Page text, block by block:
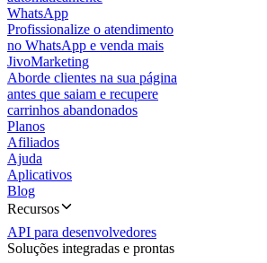
WhatsApp
Profissionalize o atendimento
no WhatsApp e venda mais
JivoMarketing
Aborde clientes na sua página
antes que saiam e recupere
carrinhos abandonados
Planos
Afiliados
Ajuda
Aplicativos
Blog
Recursos
API para desenvolvedores
Soluções integradas e prontas